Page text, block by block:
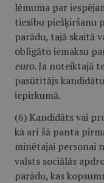
lēmuma par
tiesību piešķiršanu
parādu, tajā skaitā
obligāto iemaksu
euro. Ja noteiktajā
pasūtītājs
iepirkumā.
(6) Kandidāts vai
kā arī šā panta
minētajai personai
valsts sociālās
parādu, kas